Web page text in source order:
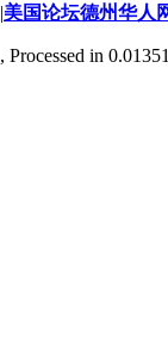
|美国论坛德州华人
, Processed in